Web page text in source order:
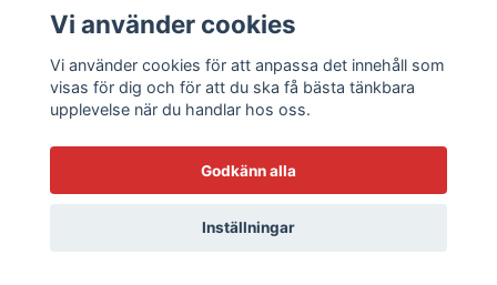
Batonger
Vi använder cookies
Vi använder cookies för att anpassa det innehåll som
visas för dig och för att du ska få bästa tänkbara
upplevelse när du handlar hos oss.
Godkänn alla
Inställningar